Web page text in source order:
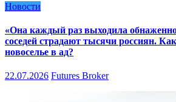
Новости
«Она каждый раз выходила
соседей страдают тысячи россиян.
новоселье в ад?
22.07.2026 Futures Broker